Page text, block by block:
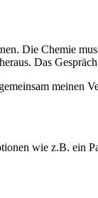
Die Chemie
Das
meinen
wie z.B. ein